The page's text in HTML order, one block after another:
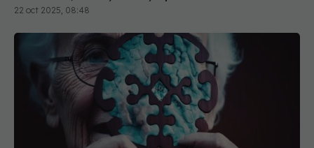
22 oct 2025, 08:48